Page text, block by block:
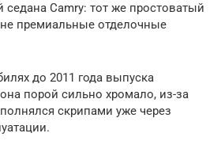
Camry: тот же простоватый
премиальные отделочные
до 2011 года выпуска
порой сильно хромало, из-за
скрипами уже через